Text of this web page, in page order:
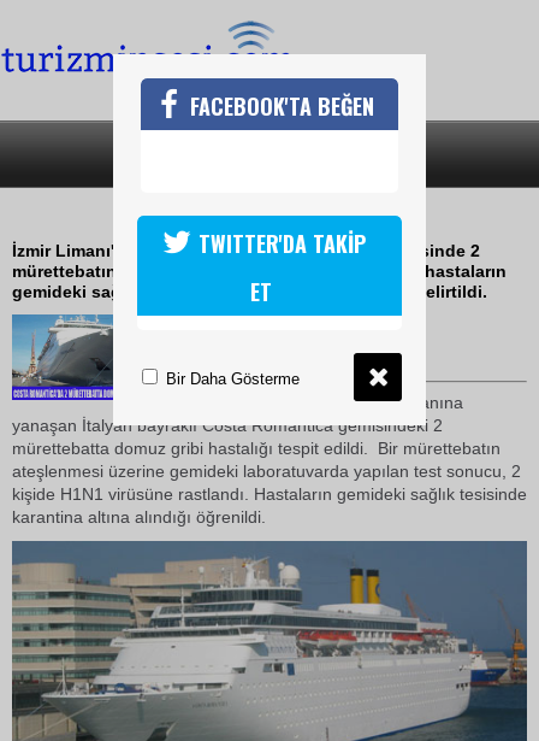
AŞK GEMİSİNDE DOMUZ GRİBİ
İzmir Limanı'na yanaşan bir kruvaziyer yolcu gemisinde 2
mürettebatın domuz gribi hastalığına yakalandığı, hastaların
gemideki sağlık tesisinde karantinada tutulduğu belirtildi.
İzmirLimanına
yanaşan İtalyan bayraklı Costa Romantica gemisindeki 2
mürettebatta domuz gribi hastalığı tespit edildi. Bir mürettebatın
ateşlenmesi üzerine gemideki laboratuvarda yapılan test sonucu, 2
kişide H1N1 virüsüne rastlandı. Hastaların gemideki sağlık tesisinde
karantina altına alındığı öğrenildi.
FACEBOOK'TA BEĞEN
TWITTER'DA TAKİP
ET
Bir Daha Gösterme